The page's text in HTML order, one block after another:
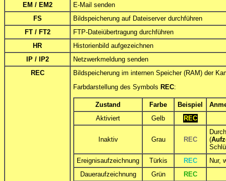
EM / EM2
E-Mail senden
FS
Bildspeicherung auf Dateiserver durchführen
FT / FT2
FTP-Dateiübertragung durchführen
HR
Historienbild aufgezeichnen
IP / IP2
Netzwerkmeldung senden
REC
Bildspeicherung im internen Speicher (RAM) der
Farbdarstellung des Symbols REC:
Zustand Farbe Beispiel
Aktiviert
Gelb REC
Inaktiv Grau REC
(
Ereignisaufzeichnung
Türkis REC
Nur,
Daueraufzeichnung
Grün REC